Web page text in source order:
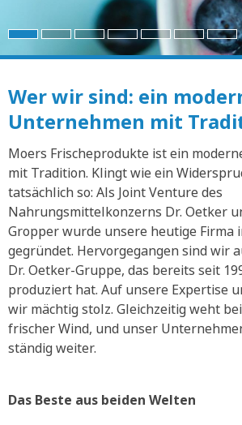
Wer wir sind: ein
Unternehmen mit
Moers Frischeprodukte ist ein
mit Tradition. Klingt wie ein
tatsächlich so: Als Joint Venture des
Nahrungsmittelkonzerns Dr. Oetker
Gropper wurde unsere heutige Firma
gegründet. Hervorgegangen sind wir
Dr. Oetker-Gruppe, das bereits seit
produziert hat. Auf unsere Expertise
wir mächtig stolz. Gleichzeitig weht
frischer Wind, und unser
ständig weiter.
Das Beste aus beiden Welten